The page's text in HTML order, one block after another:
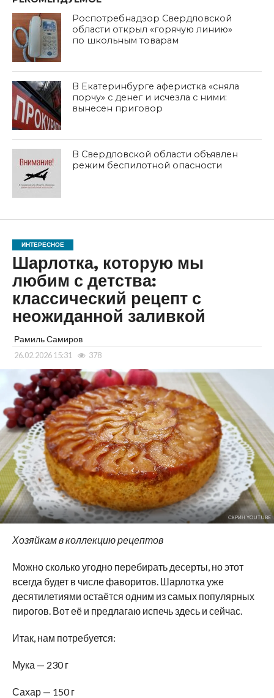
Роспотребнадзор Свердловской
области открыл «горячую линию»
по школьным товарам
В Екатеринбурге аферистка «сняла
порчу» с денег и исчезла с ними:
вынесен приговор
В Свердловской области объявлен
режим беспилотной опасности
ИНТЕРЕСНОЕ
Шарлотка, которую мы
любим с детства:
классический рецепт с
неожиданной заливкой
Рамиль Самиров
26.02.2026 15:31 378
СКРИН YOUTUBE
Хозяйкам в коллекцию рецептов
Можно сколько угодно перебирать десерты, но этот
всегда будет в числе фаворитов. Шарлотка уже
десятилетиями остаётся одним из самых популярных
пирогов. Вот её и предлагаю испечь здесь и сейчас.
Итак, нам потребуется:
Мука — 230 г
Сахар — 150 г